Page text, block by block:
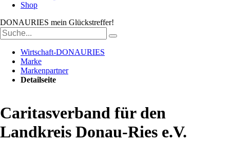
Shop
DONAURIES mein Glückstreffer!
Suchbegriffe
Wirtschaft-DONAURIES
Marke
Markenpartner
Detailseite
Caritasverband für den
Landkreis Donau-Ries e.V.